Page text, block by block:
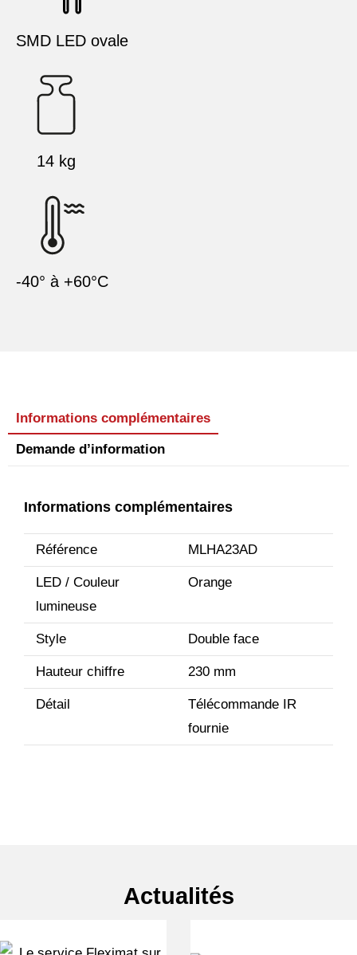
SMD LED ovale
14 kg
-40° à +60°C
Informations complémentaires
Demande d’information
Informations complémentaires
Référence MLHA23AD
LED / Couleur
lumineuse
Orange
Style Double face
Hauteur chiffre 230 mm
Détail
Télécommande IR
fournie
Actualités